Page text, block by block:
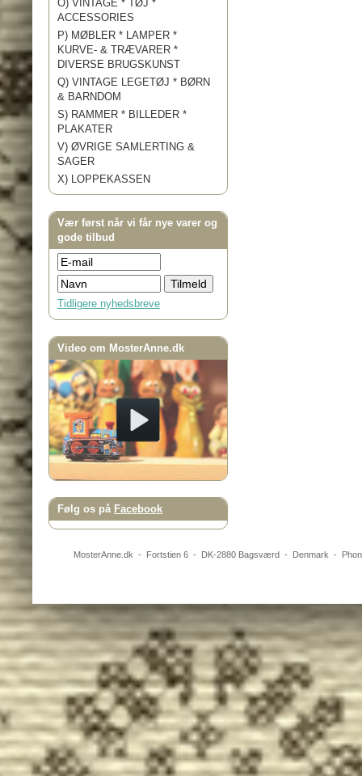
O) VINTAGE * TØJ *
ACCESSORIES
P) MØBLER * LAMPER *
KURVE- & TRÆVARER *
DIVERSE BRUGSKUNST
Q) VINTAGE LEGETØJ * BØRN
& BARNDOM
S) RAMMER * BILLEDER *
PLAKATER
V) ØVRIGE SAMLERTING &
SAGER
X) LOPPEKASSEN
Vær først når vi får nye varer og
gode tilbud
Tidligere nyhedsbreve
Video om MosterAnne.dk
Følg os på Facebook
MosterAnne.dk - Fortstien 6- DK-2880 Bagsværd- Denmark -